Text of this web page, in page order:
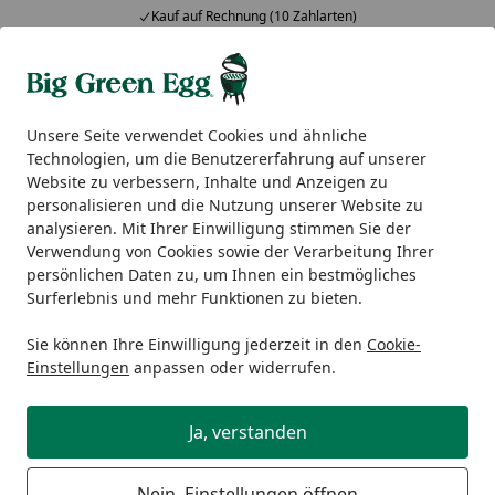
Unsere Seite verwendet Cookies und ähnliche
Technologien, um die Benutzererfahrung auf unserer
Website zu verbessern, Inhalte und Anzeigen zu
personalisieren und die Nutzung unserer Website zu
analysieren. Mit Ihrer Einwilligung stimmen Sie der
Verwendung von Cookies sowie der Verarbeitung Ihrer
persönlichen Daten zu, um Ihnen ein bestmögliches
Surferlebnis und mehr Funktionen zu bieten.
Sie können Ihre Einwilligung jederzeit in den Cookie-
Einstellungen anpassen oder widerrufen.
Ja, verstanden
Kauf auf Rechnung (10 Zahlarten)
Alle Produkte
Mein Konto
Suchen
Startseite
Big Green Egg Zubehör Reinigung & Pflege
Big Green Egg Rechteckige
Auffangschale